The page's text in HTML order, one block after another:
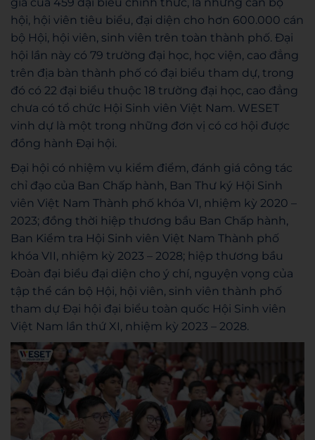
hội, hội viên tiêu biểu, đại diện cho hơn 600.000 cán
bộ Hội, hội viên, sinh viên trên toàn thành phố. Đại
hội lần này có 79 trường đại học, học viện, cao đẳng
trên địa bàn thành phố có đại biểu tham dự, trong
đó có 22 đại biểu thuộc 18 trường đại học, cao đẳng
chưa có tổ chức Hội Sinh viên Việt Nam. WESET
vinh dự là một trong những đơn vị có cơ hội được
đồng hành Đại hội.
Đại hội có nhiệm vụ kiểm điểm, đánh giá công tác
chỉ đạo của Ban Chấp hành, Ban Thư ký Hội Sinh
viên Việt Nam Thành phố khóa VI, nhiệm kỳ 2020 –
2023; đồng thời hiệp thương bầu Ban Chấp hành,
Ban Kiểm tra Hội Sinh viên Việt Nam Thành phố
khóa VII, nhiệm kỳ 2023 – 2028; hiệp thương bầu
Đoàn đại biểu đại diện cho ý chí, nguyện vọng của
tập thể cán bộ Hội, hội viên, sinh viên thành phố
tham dự Đại hội đại biểu toàn quốc Hội Sinh viên
Việt Nam lần thứ XI, nhiệm kỳ 2023 – 2028.